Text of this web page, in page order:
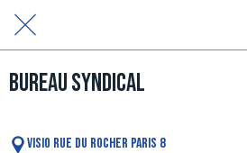
Bureau Syndical
visio Rue du Rocher Paris 8